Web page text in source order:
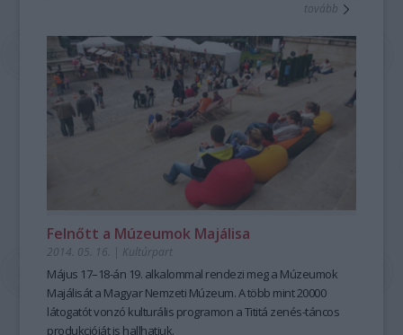
tovább
Felnőtt a Múzeumok Majálisa
2014. 05. 16. | Kultúrpart
Május 17–18-án 19. alkalommal rendezi meg a Múzeumok
Majálisát a Magyar Nemzeti Múzeum. A több mint 20000
látogatót vonzó kulturális programon aTititá zenés-táncos
produkcióját is hallhatjuk.